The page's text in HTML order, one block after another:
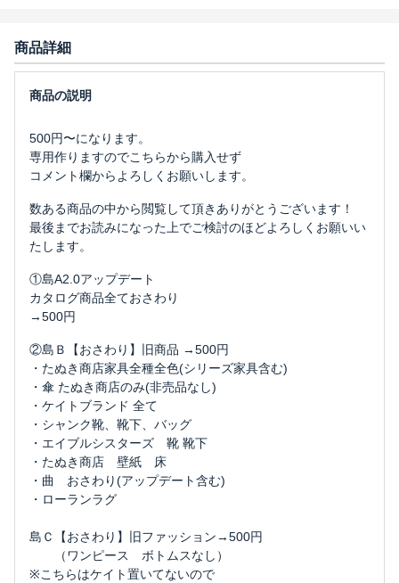
商品詳細
500円〜になります。
専用作りますのでこちらから購入せず
コメント欄からよろしくお願いします。
数ある商品の中から閲覧して頂きありがとうございます！
最後までお読みになった上でご検討のほどよろしくお願いい
たします。
①島A2.0アップデート
カタログ商品全ておさわり
→500円
②島Ｂ【おさわり】旧商品 →500円
・たぬき商店家具全種全色(シリーズ家具含む)
・傘 たぬき商店のみ(非売品なし)
・ケイトブランド 全て
・シャンク靴、靴下、バッグ
・エイブルシスターズ 靴 靴下
・たぬき商店 壁紙 床
・曲 おさわり(アップデート含む)
・ローランラグ
島Ｃ【おさわり】旧ファッション→500円
（ワンピース ボトムスなし）
※こちらはケイト置いてないので